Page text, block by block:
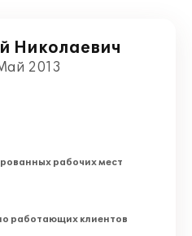
Николаевич
2013
рабочих мест
работающих клиентов